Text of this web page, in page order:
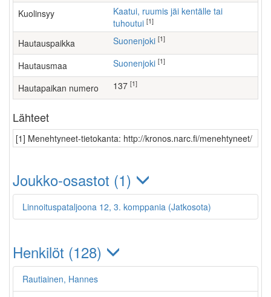
Kuolinsyy
Kaatui, ruumis jäi kentälle tai
tuhoutui [1]
Hautauspaikka Suonenjoki [1]
Hautausmaa Suonenjoki [1]
Hautapaikan numero 137 [1]
Lähteet
[1] Menehtyneet-tietokanta: http://kronos.narc.fi/menehtyneet/
Joukko-osastot (1)
Linnoituspataljoona 12, 3. komppania (Jatkosota)
Henkilöt (128)
Rautiainen, Hannes